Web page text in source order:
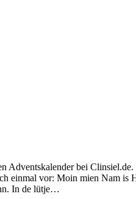
Adventskalender bei
einmal vor: Moin mien Nam is
In de lütje…